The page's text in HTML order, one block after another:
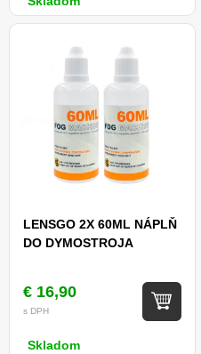
LENSGO 2X 60ML NÁPLŇ
DO DYMOSTROJA
€ 16,90
s DPH
Skladom